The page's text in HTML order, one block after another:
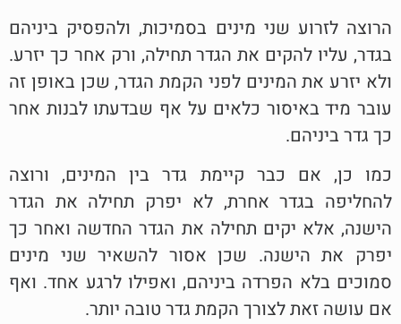
הרוצה לזרוע שני מינים בסמיכות, ולהפסיק ביניהם
בגדר, עליו להקים את הגדר תחילה, ורק אחר כך יזרע.
ולא יזרע את המינים לפני הקמת הגדר, שכן באופן זה
עובר מיד באיסור כלאים על אף שבדעתו לבנות אחר
כך גדר ביניהם.
כמו כן, אם כבר קיימת גדר בין המינים, ורוצה
להחליפה בגדר אחרת, לא יפרק תחילה את הגדר
הישנה, אלא יקים תחילה את הגדר החדשה ואחר כך
יפרק את הישנה. שכן אסור להשאיר שני מינים
סמוכים בלא הפרדה ביניהם, ואפילו לרגע אחד. ואף
אם עושה זאת לצורך הקמת גדר טובה יותר.